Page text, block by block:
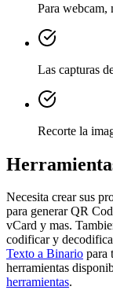
Para webcam,
Las capturas
Recorte la
Necesita crear sus
para generar QR
vCard y mas.
codificar y
Texto a Binario para
herramientas
herramientas.